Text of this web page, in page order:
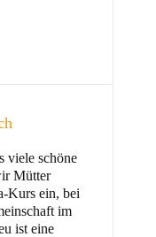
viele schöne
Mütter
Kurs ein, bei
im
ist eine